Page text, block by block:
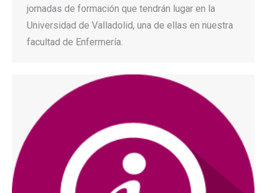
jornadas de formación que tendrán lugar en la
Universidad de Valladolid, una de ellas en nuestra
facultad de Enfermería.